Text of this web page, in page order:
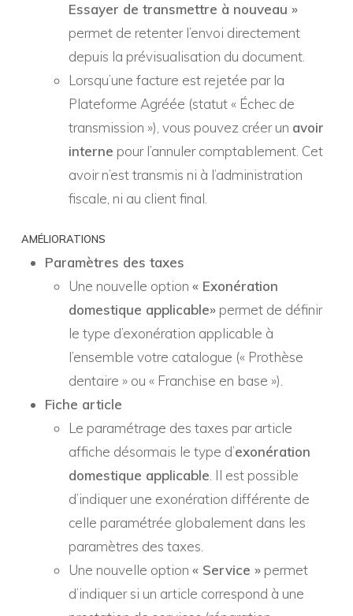
Essayer de transmettre à nouveau »
permet de retenter l’envoi directement
depuis la prévisualisation du document.
Lorsqu’une facture est rejetée par la
Plateforme Agréée (statut « Échec de
transmission »), vous pouvez créer un avoir
interne pour l’annuler comptablement. Cet
avoir n’est transmis ni à l’administration
fiscale, ni au client final.
AMÉLIORATIONS
Paramètres des taxes
Une nouvelle option « Exonération
domestique applicable»permet de définir
le type d’exonération applicable à
l’ensemble votre catalogue (« Prothèse
dentaire » ou « Franchise en base »).
Fiche article
Le paramétrage des taxes par article
affiche désormais le type d’exonération
domestique applicable . Il est possible
d’indiquer une exonération différente de
celle paramétrée globalement dans les
paramètres des taxes.
Une nouvelle option « Service »permet
d’indiquer si un article correspond à une